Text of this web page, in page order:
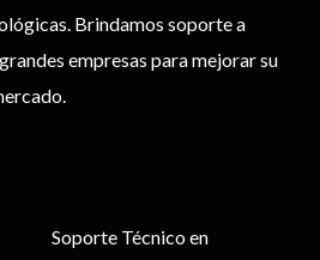
Brindamos soporte a
empresas para mejorar su
Soporte Técnico en